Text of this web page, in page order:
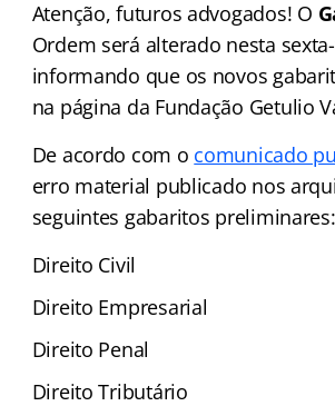
Atenção, futuros advogados! O
Ordem será alterado nesta
informando que os novos
na página da Fundação Getulio
De acordo com o comunicado
erro material publicado nos
seguintes gabaritos preliminares:
Direito Civil
Direito Empresarial
Direito Penal
Direito Tributário